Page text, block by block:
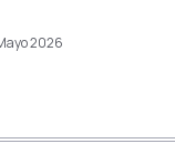
2026